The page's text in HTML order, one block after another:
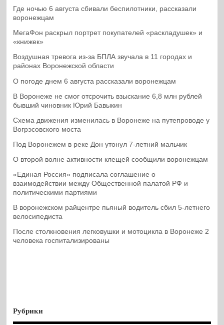
Где ночью 6 августа сбивали беспилотники, рассказали
воронежцам
МегаФон раскрыл портрет покупателей «раскладушек» и
«книжек»
Воздушная тревога из-за БПЛА звучала в 11 городах и
районах Воронежской области
О погоде днем 6 августа рассказали воронежцам
В Воронеже не смог отсрочить взыскание 6,8 млн рублей
бывший чиновник Юрий Бавыкин
Схема движения изменилась в Воронеже на путепроводе у
Вогрэсовского моста
Под Воронежем в реке Дон утонул 7-летний мальчик
О второй волне активности клещей сообщили воронежцам
«Единая Россия» подписала соглашение о
взаимодействии между Общественной палатой РФ и
политическими партиями
В воронежском райцентре пьяный водитель сбил 5-летнего
велосипедиста
После столкновения легковушки и мотоцикла в Воронеже 2
человека госпитализированы
Рубрики